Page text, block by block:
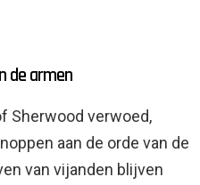
de armen
Sherwood verwoed,
aan de orde van de
van vijanden blijven